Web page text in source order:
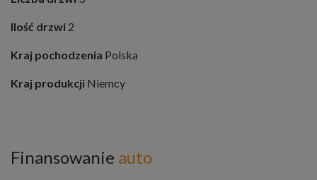
Ilość drzwi 2
Kraj pochodzenia Polska
Kraj produkcji Niemcy
Finansowanie auto